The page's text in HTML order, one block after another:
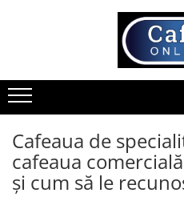
Cafea
Cafea Boabe
Capsule Cafea
Cafea Macinata
Cafea Instant
Cafeaua de
cafeaua
și cum să le